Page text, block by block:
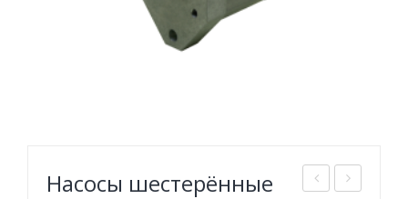
Насосы шестерённые